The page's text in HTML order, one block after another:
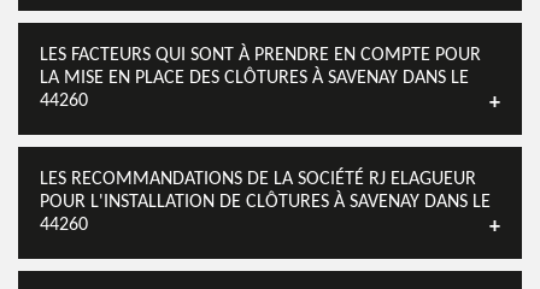
LES FACTEURS QUI SONT À PRENDRE EN COMPTE POUR
LA MISE EN PLACE DES CLÔTURES À SAVENAY DANS LE
44260
LES RECOMMANDATIONS DE LA SOCIÉTÉ RJ ELAGUEUR
POUR L'INSTALLATION DE CLÔTURES À SAVENAY DANS LE
44260